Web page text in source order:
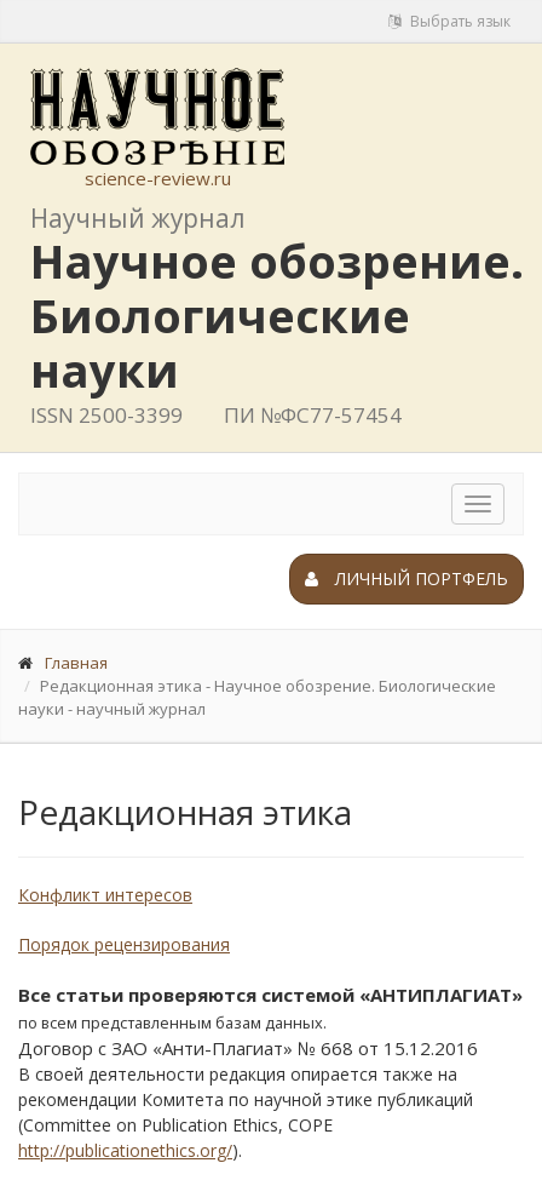
Выбрать язык
science-review.ru
Научный журнал
Научное обозрение.
Биологические
науки
ISSN 2500-3399 ПИ №ФС77-57454
Toggle
ЛИЧНЫЙ ПОРТФЕЛЬ
Главная
Редакционная этика - Научное обозрение. Биологические
науки - научный журнал
Редакционная этика
Конфликт интересов
Порядок рецензирования
Все статьи проверяются системой «АНТИПЛАГИАТ»
по всем представленным базам данных.
Договор с ЗАО «Анти-Плагиат» № 668 от 15.12.2016
В своей деятельности редакция опирается также на
рекомендации Комитета по научной этике публикаций
(Committee on Publication Ethics, COPE
http://publicationethics.org/).